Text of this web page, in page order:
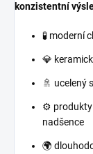
konzistentní
🧪 moderní
💎
🚿 ucelený
⚙️ produkty
nadšence
🌍